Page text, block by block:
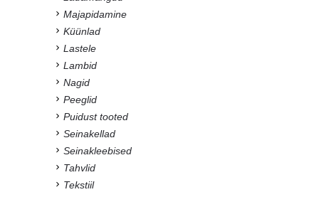
Majapidamine
Küünlad
Lastele
Lambid
Nagid
Peeglid
Puidust tooted
Seinakellad
Seinakleebised
Tahvlid
Tekstiil